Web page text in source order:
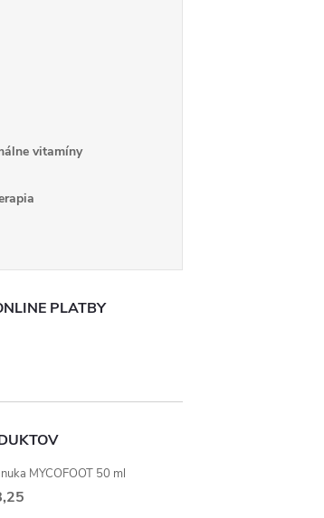
vitamíny
PLATBY
MYCOFOOT 50 ml